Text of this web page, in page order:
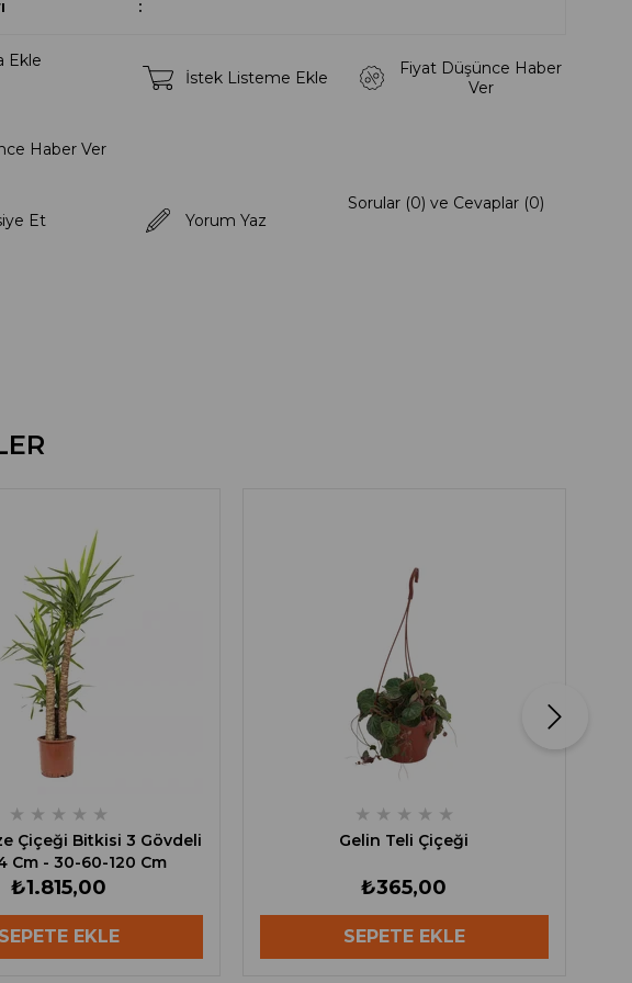
Ekle
İstek Listeme Ekle
Fiyat Düşünce Haber
Ver
Haber Ver
Et Yorum Yaz
Sorular (0) ve Cevaplar (0)
★ ★ ★ ★ ★
Çiçeği Bitkisi 3 Gövdeli
Cm - 30-60-120 Cm
₺1.815,00
SEPETE EKLE
★ ★ ★ ★ ★
Gelin Teli Çiçeği
₺365,00
SEPETE EKLE